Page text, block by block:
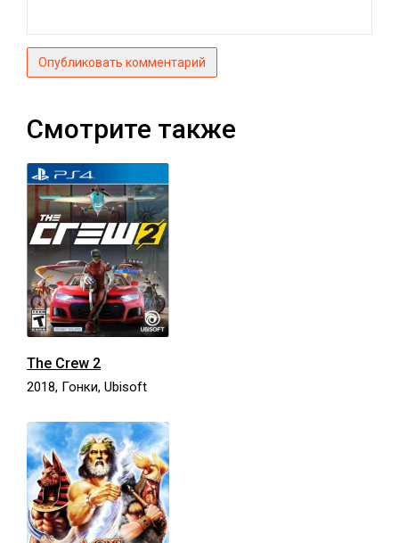
Опубликовать комментарий
Смотрите также
The Crew 2
2018, Гонки, Ubisoft